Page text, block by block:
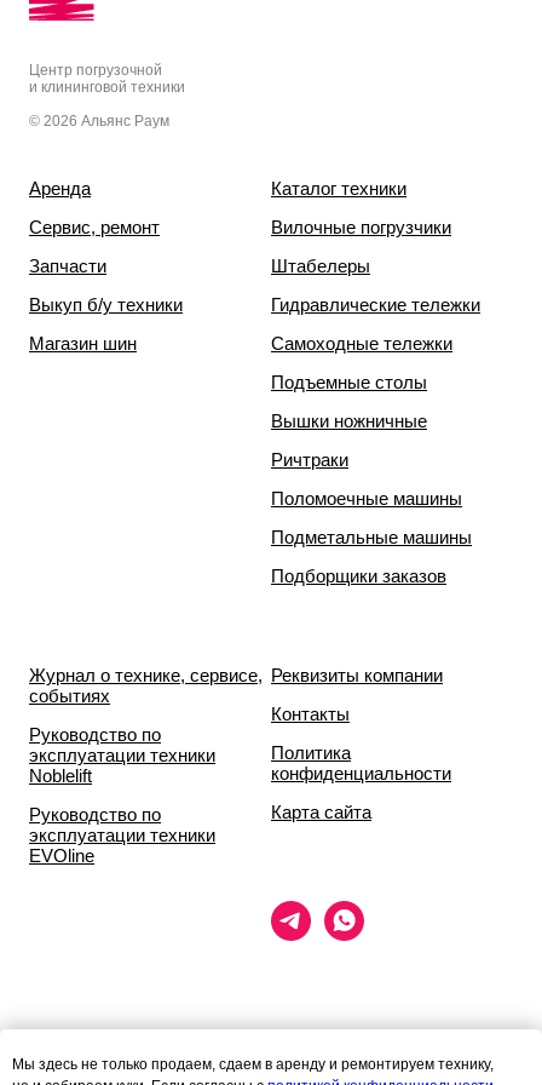
Центр погрузочной
и клининговой техники
© 2026 Альянс Раум
Аренда
Сервис, ремонт
Запчасти
Выкуп б/у техники
Магазин шин
Каталог техники
Вилочные погрузчики
Штабелеры
Гидравлические тележки
Самоходные тележки
Подъемные столы
Вышки ножничные
Ричтраки
Поломоечные машины
Подметальные машины
Подборщики заказов
Журнал о технике, сервисе,
событиях
Руководство по
эксплуатации техники
Noblelift
Руководство по
эксплуатации техники
EVOline
Реквизиты компании
Контакты
Политика
конфиденциальности
Карта сайта
при каких условиях
Мы здесь не только продаем, сдаем в аренду и ремонтируем технику,